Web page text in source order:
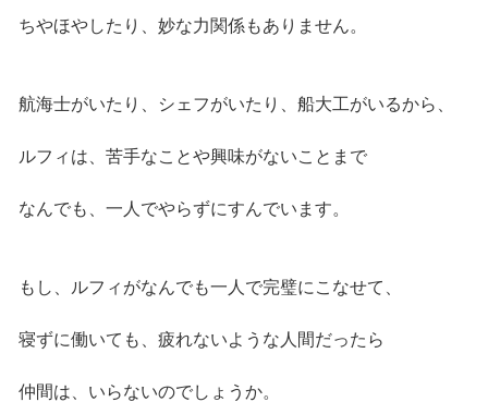
ちやほやしたり、妙な力関係もありません。
航海士がいたり、シェフがいたり、船大工がいるから、
ルフィは、苦手なことや興味がないことまで
なんでも、一人でやらずにすんでいます。
もし、ルフィがなんでも一人で完璧にこなせて、
寝ずに働いても、疲れないような人間だったら
仲間は、いらないのでしょうか。